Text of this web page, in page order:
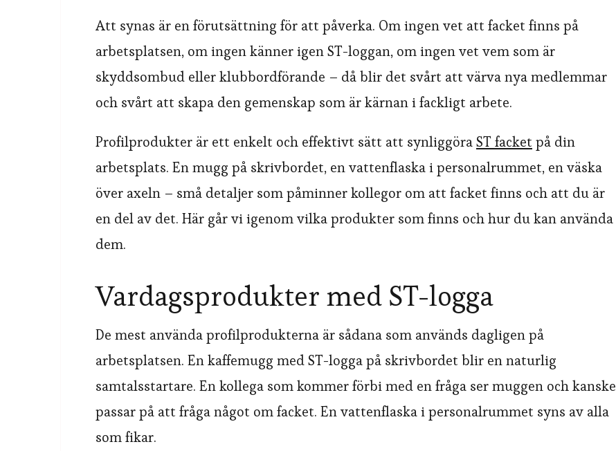
Att synas är en förutsättning för att påverka. Om ingen vet att facket finns på
arbetsplatsen, om ingen känner igen ST-loggan, om ingen vet vem som är
skyddsombud eller klubbordförande – då blir det svårt att värva nya medlemmar
och svårt att skapa den gemenskap som är kärnan i fackligt arbete.
Profilprodukter är ett enkelt och effektivt sätt att synliggöraST facket på din
arbetsplats. En mugg på skrivbordet, en vattenflaska i personalrummet, en väska
över axeln – små detaljer som påminner kollegor om att facket finns och att du är
en del av det. Här går vi igenom vilka produkter som finns och hur du kan använda
dem.
Vardagsprodukter med ST-logga
De mest använda profilprodukterna är sådana som används dagligen på
arbetsplatsen. En kaffemugg med ST-logga på skrivbordet blir en naturlig
samtalsstartare. En kollega som kommer förbi med en fråga ser muggen och kanske
passar på att fråga något om facket. En vattenflaska i personalrummet syns av alla
som fikar.